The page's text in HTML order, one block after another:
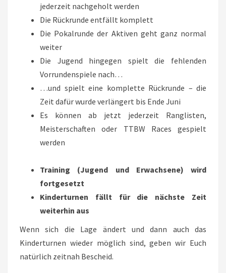
jederzeit nachgeholt werden
Die Rückrunde entfällt komplett
Die Pokalrunde der Aktiven geht ganz normal
weiter
Die Jugend hingegen spielt die fehlenden
Vorrundenspiele nach…
…und spielt eine komplette Rückrunde – die
Zeit dafür wurde verlängert bis Ende Juni
Es können ab jetzt jederzeit Ranglisten,
Meisterschaften oder TTBW Races gespielt
werden
Training (Jugend und Erwachsene) wird
fortgesetzt
Kinderturnen fällt für die nächste Zeit
weiterhin aus
Wenn sich die Lage ändert und dann auch das
Kinderturnen wieder möglich sind, geben wir Euch
natürlich zeitnah Bescheid.